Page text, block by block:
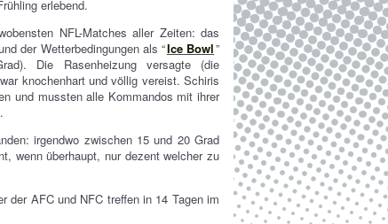
erlebend.
NFL-Matches aller Zeiten: das
der Wetterbedingungen als “Ice Bowl”
Die Rasenheizung versagte (die
knochenhart und völlig vereist. Schiris
und mussten alle Kommandos mit ihrer
irgendwo zwischen 15 und 20 Grad
wenn überhaupt, nur dezent welcher zu
der AFC und NFC treffen in 14 Tagen im